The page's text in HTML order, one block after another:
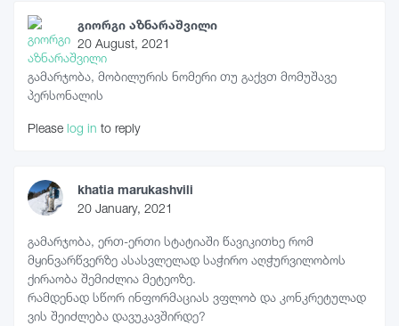
გიორგი აზნარაშვილი
20 August, 2021
გამარჯობა, მობილურის ნომერი თუ გაქვთ მომუშავე
პერსონალის
Please log in to reply
khatia marukashvili
20 January, 2021
გამარჯობა, ერთ-ერთი სტატიაში წავიკითხე რომ
მყინვარწვერზე ასასვლელად საჭირო აღჭურვილობოს
ქირაობა შემიძლია მეტეოზე.
რამდენად სწორ ინფორმაციას ვფლობ და კონკრეტულად
ვის შეიძლება დავუკავშირდე?